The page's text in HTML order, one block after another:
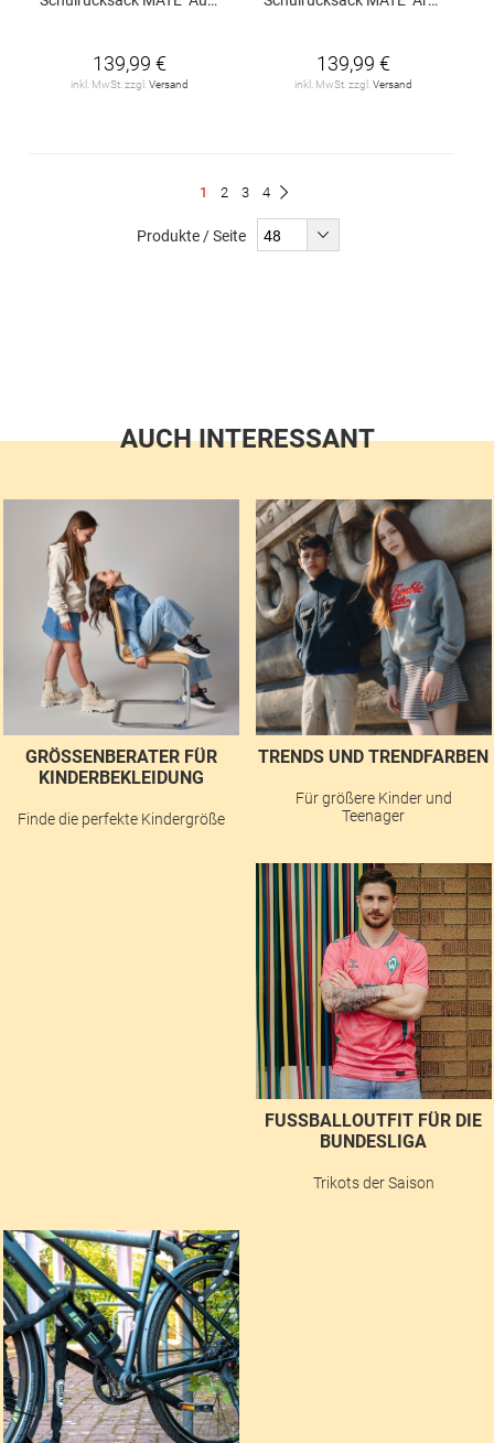
139,99 €
inkl. MwSt. zzgl. Versand
139,99 €
inkl. MwSt. zzgl. Versand
Du
1 Seite
2 Seite
3 Seite
4
Produkte / Seite
AUCH INTERESSANT
GRÖSSENBERATER FÜR K
INDERBEKLEIDUNG
Finde die perfekte Kindergröße
TRENDS UND TRENDFARBEN
Für größere Kinder und
Teenager
FUSSBALLOUTFIT FÜR DIE B
UNDESLIGA
Trikots der Saison